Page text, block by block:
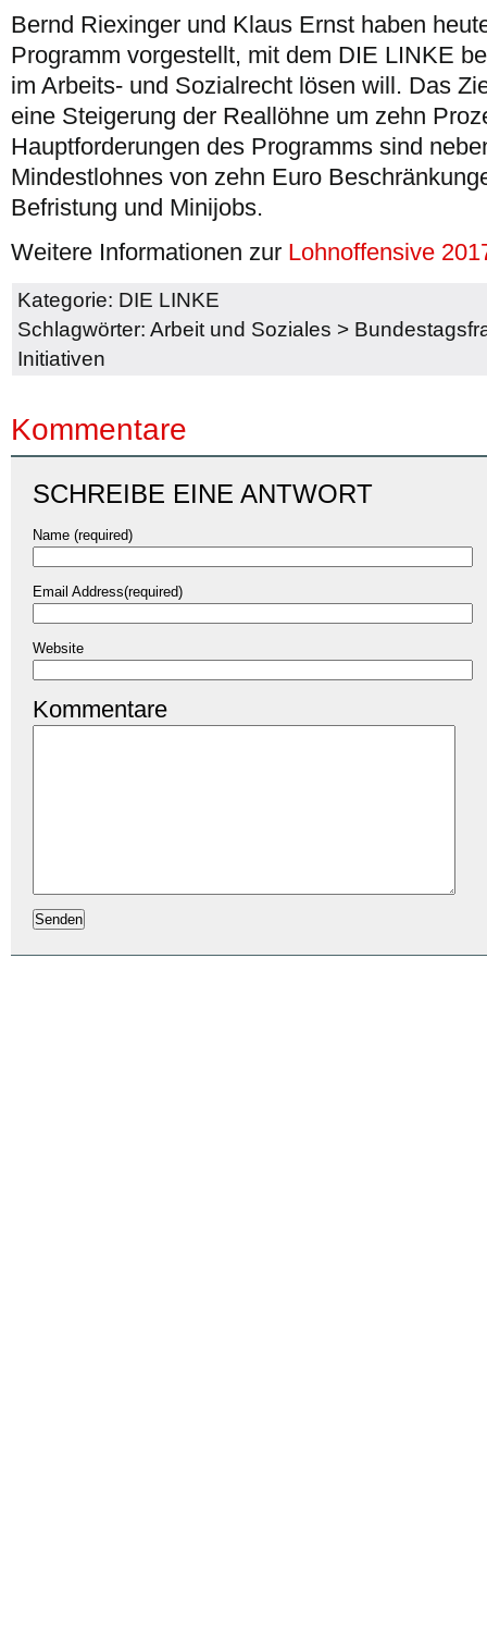
Bernd Riexinger und Klaus Ernst haben
Programm vorgestellt, mit dem DIE LINKE
im Arbeits- und Sozialrecht lösen will. Das
eine Steigerung der Reallöhne um zehn
Hauptforderungen des Programms sind
Mindestlohnes von zehn Euro
Befristung und Minijobs.
Weitere Informationen zur Lohnoffensive
Kategorie: DIE LINKE
Schlagwörter: Arbeit und Soziales >
Initiativen
Kommentare
SCHREIBE EINE ANTWORT
Name (required)
Email Address(required)
Website
Kommentare